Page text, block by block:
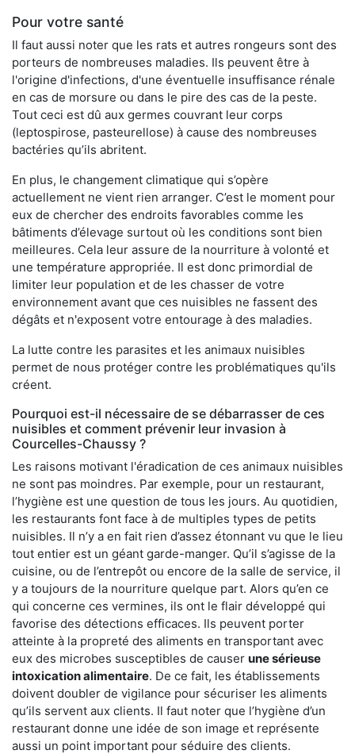
Pour votre santé
Il faut aussi noter que les rats et autres rongeurs sont des
porteurs de nombreuses maladies. Ils peuvent être à
l'origine d'infections, d'une éventuelle insuffisance rénale
en cas de morsure ou dans le pire des cas de la peste.
Tout ceci est dû aux germes couvrant leur corps
(leptospirose, pasteurellose) à cause des nombreuses
bactéries qu’ils abritent.
En plus, le changement climatique qui s’opère
actuellement ne vient rien arranger. C’est le moment pour
eux de chercher des endroits favorables comme les
bâtiments d’élevage surtout où les conditions sont bien
meilleures. Cela leur assure de la nourriture à volonté et
une température appropriée. Il est donc primordial de
limiter leur population et de les chasser de votre
environnement avant que ces nuisibles ne fassent des
dégâts et n'exposent votre entourage à des maladies.
La lutte contre les parasites et les animaux nuisibles
permet de nous protéger contre les problématiques qu'ils
créent.
Pourquoi est-il nécessaire de se débarrasser de ces
nuisibles et comment prévenir leur invasion à
Courcelles-Chaussy ?
Les raisons motivant l'éradication de ces animaux nuisibles
ne sont pas moindres. Par exemple, pour un restaurant,
l’hygiène est une question de tous les jours. Au quotidien,
les restaurants font face à de multiples types de petits
nuisibles. Il n’y a en fait rien d’assez étonnant vu que le lieu
tout entier est un géant garde-manger. Qu’il s’agisse de la
cuisine, ou de l’entrepôt ou encore de la salle de service, il
y a toujours de la nourriture quelque part. Alors qu’en ce
qui concerne ces vermines, ils ont le flair développé qui
favorise des détections efficaces. Ils peuvent porter
atteinte à la propreté des aliments en transportant avec
eux des microbes susceptibles de causer une sérieuse
intoxication alimentaire. De ce fait, les établissements
doivent doubler de vigilance pour sécuriser les aliments
qu’ils servent aux clients. Il faut noter que l’hygiène d’un
restaurant donne une idée de son image et représente
aussi un point important pour séduire des clients.